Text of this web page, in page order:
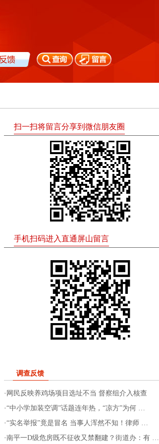
扫一扫将留言分享到微信朋友圈
手机扫码进入直通屏山留言
调查反馈
· 网民反映养鸡场项目选址不当 督察组介入核查
·“中小学加装空调”话题连年热，“凉方”为何 …
·“实名举报”竟是冒名 当事人浑然不知！律师 …
·南平一D级危房既不征收又禁翻建？街道办：有 …